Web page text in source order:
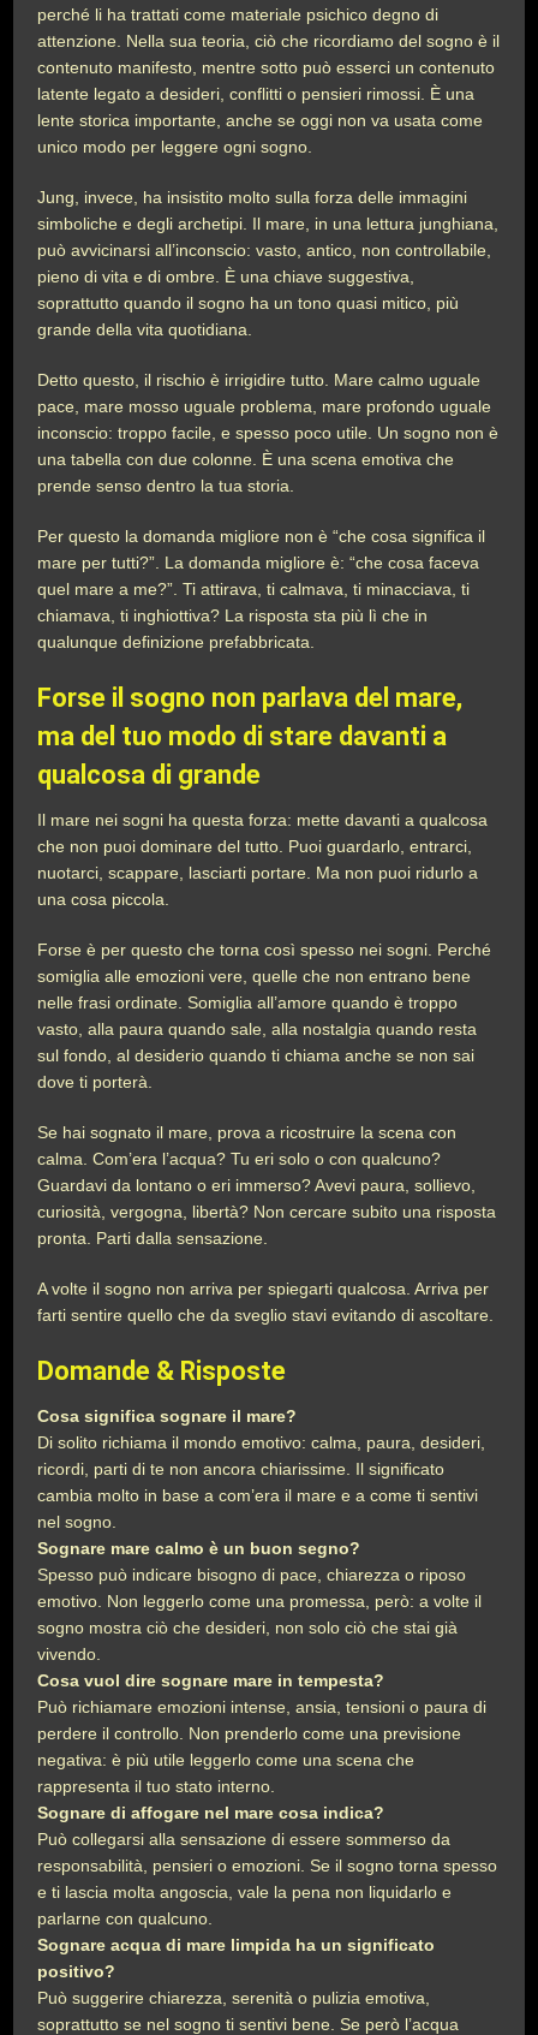
perché li ha trattati come materiale psichico degno di
attenzione. Nella sua teoria, ciò che ricordiamo del sogno è il
contenuto manifesto, mentre sotto può esserci un contenuto
latente legato a desideri, conflitti o pensieri rimossi. È una
lente storica importante, anche se oggi non va usata come
unico modo per leggere ogni sogno.
Jung, invece, ha insistito molto sulla forza delle immagini
simboliche e degli archetipi. Il mare, in una lettura junghiana,
può avvicinarsi all’inconscio: vasto, antico, non controllabile,
pieno di vita e di ombre. È una chiave suggestiva,
soprattutto quando il sogno ha un tono quasi mitico, più
grande della vita quotidiana.
Detto questo, il rischio è irrigidire tutto. Mare calmo uguale
pace, mare mosso uguale problema, mare profondo uguale
inconscio: troppo facile, e spesso poco utile. Un sogno non è
una tabella con due colonne. È una scena emotiva che
prende senso dentro la tua storia.
Per questo la domanda migliore non è “che cosa significa il
mare per tutti?”. La domanda migliore è: “che cosa faceva
quel mare a me?”. Ti attirava, ti calmava, ti minacciava, ti
chiamava, ti inghiottiva? La risposta sta più lì che in
qualunque definizione prefabbricata.
Forse il sogno non parlava del mare,
ma del tuo modo di stare davanti a
qualcosa di grande
Il mare nei sogni ha questa forza: mette davanti a qualcosa
che non puoi dominare del tutto. Puoi guardarlo, entrarci,
nuotarci, scappare, lasciarti portare. Ma non puoi ridurlo a
una cosa piccola.
Forse è per questo che torna così spesso nei sogni. Perché
somiglia alle emozioni vere, quelle che non entrano bene
nelle frasi ordinate. Somiglia all’amore quando è troppo
vasto, alla paura quando sale, alla nostalgia quando resta
sul fondo, al desiderio quando ti chiama anche se non sai
dove ti porterà.
Se hai sognato il mare, prova a ricostruire la scena con
calma. Com’era l’acqua? Tu eri solo o con qualcuno?
Guardavi da lontano o eri immerso? Avevi paura, sollievo,
curiosità, vergogna, libertà? Non cercare subito una risposta
pronta. Parti dalla sensazione.
A volte il sogno non arriva per spiegarti qualcosa. Arriva per
farti sentire quello che da sveglio stavi evitando di ascoltare.
Domande & Risposte
Cosa significa sognare il mare?
Di solito richiama il mondo emotivo: calma, paura, desideri,
ricordi, parti di te non ancora chiarissime. Il significato
cambia molto in base a com’era il mare e a come ti sentivi
nel sogno.
Sognare mare calmo è un buon segno?
Spesso può indicare bisogno di pace, chiarezza o riposo
emotivo. Non leggerlo come una promessa, però: a volte il
sogno mostra ciò che desideri, non solo ciò che stai già
vivendo.
Cosa vuol dire sognare mare in tempesta?
Può richiamare emozioni intense, ansia, tensioni o paura di
perdere il controllo. Non prenderlo come una previsione
negativa: è più utile leggerlo come una scena che
rappresenta il tuo stato interno.
Sognare di affogare nel mare cosa indica?
Può collegarsi alla sensazione di essere sommerso da
responsabilità, pensieri o emozioni. Se il sogno torna spesso
e ti lascia molta angoscia, vale la pena non liquidarlo e
parlarne con qualcuno.
Sognare acqua di mare limpida ha un significato
positivo?
Può suggerire chiarezza, serenità o pulizia emotiva,
soprattutto se nel sogno ti sentivi bene. Se però l’acqua